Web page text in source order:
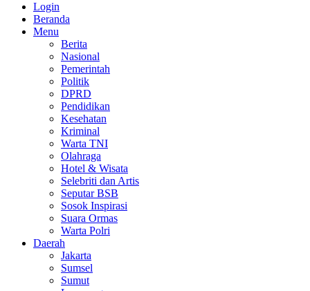
Login
Beranda
Menu
Berita
Nasional
Pemerintah
Politik
DPRD
Pendidikan
Kesehatan
Kriminal
Warta TNI
Olahraga
Hotel & Wisata
Selebriti dan Artis
Seputar BSB
Sosok Inspirasi
Suara Ormas
Warta Polri
Daerah
Jakarta
Sumsel
Sumut